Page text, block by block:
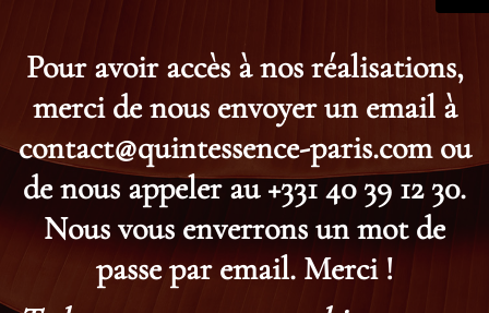
Pour avoir accès à nos réalisations,
merci de nous envoyer un email à
contact@quintessence-paris.com ou
de nous appeler au +331 40 39 12 30.
Nous vous enverrons un mot de
passe par email. Merci !